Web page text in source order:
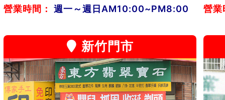
營業時間：
週一～週日AM10:00~PM8:00
營業
新竹門市